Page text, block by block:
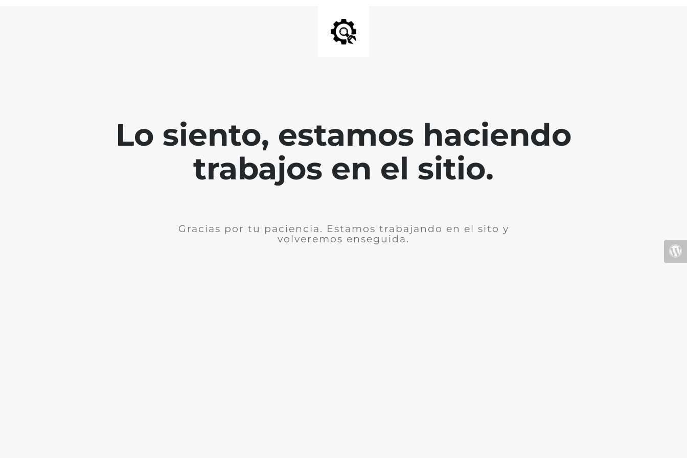
Lo siento, estamos haciendo
trabajos en el sitio.
Gracias por tu paciencia. Estamos trabajando en el sito y
volveremos enseguida.